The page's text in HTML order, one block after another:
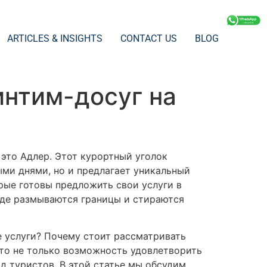
ARTICLES & INSIGHTS CONTACT US BLOG
досуг на
Адлер. Этот курортный уголок
днями, но и предлагает уникальный
готовы предложить свои услуги в
размываются границы и стираются
Почему стоит рассматривать
не только возможность удовлетворить